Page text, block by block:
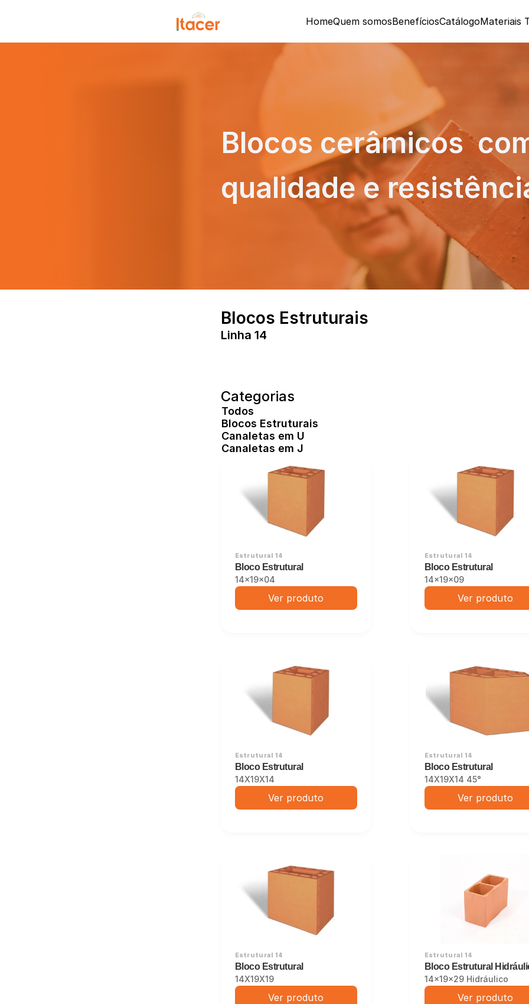
HomeQuem somosBenefíciosCatálogoMateriais
Blocos Estruturais
Linha 14
Categorias
Todos
Blocos Estruturais
Canaletas em U
Canaletas em J
Estrutural 14
Bloco Estrutural
14x19x04
Ver produto
Estrutural 14
Bloco Estrutural
14x19x09
Ver produto
Estrutural 14
Bloco Estrutural
14X19X14
Ver produto
Estrutural 14
Bloco Estrutural
14X19X14 45°
Ver produto
Estrutural 14
Bloco Estrutural
14X19X19
Ver produto
Estrutural 14
Bloco Estrutural
14x19x29 Hidráulico
Ver produto
Blocos cerâmicos
qualidade e